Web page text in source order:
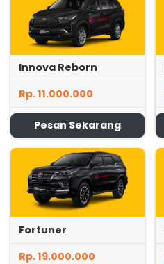
Innova Reborn
Rp. 11.000.000
Pesan Sekarang
Fortuner
Rp. 19.000.000